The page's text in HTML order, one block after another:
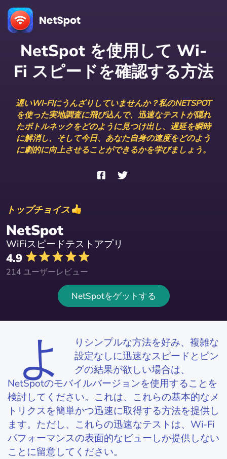
NetSpot を使用して Wi-
Fi スピードを確認する方法
遅いWI-FIにうんざりしていませんか？私のNETSPOT
を使った実地調査に飛び込んで、迅速なテストが隠れ
たボトルネックをどのように見つけ出し、遅延を瞬時
に解消し、そして今日、あなた自身の速度をどのよう
に劇的に向上させることができるかを学びましょう。
トップチョイス
NetSpot
WiFiスピードテストアプリ
4.9
214 ユーザーレビュー
NetSpotをゲットする
よ
りシンプルな方法を好み、複雑な
設定なしに迅速なスピードとピン
グの結果が欲しい場合は、
NetSpotのモバイルバージョンを使用することを
検討してください。これは、これらの基本的なメ
トリクスを簡単かつ迅速に取得する方法を提供し
ます。ただし、これらの迅速なテストは、Wi-Fi
パフォーマンスの表面的なビューしか提供しない
ことに留意してください。